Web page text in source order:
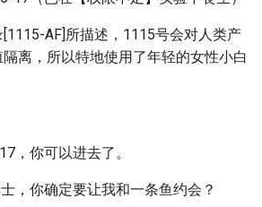
AF]所描述，1115号会对人类产
离，所以特地使用了年轻的女性小白
，你可以进去了。
，你确定要让我和一条鱼约会？